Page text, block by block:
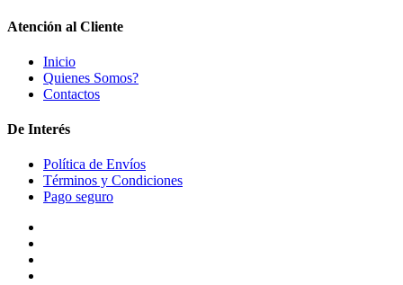
Atención al Cliente
Inicio
Quienes Somos?
Contactos
De Interés
Política de Envíos
Términos y Condiciones
Pago seguro